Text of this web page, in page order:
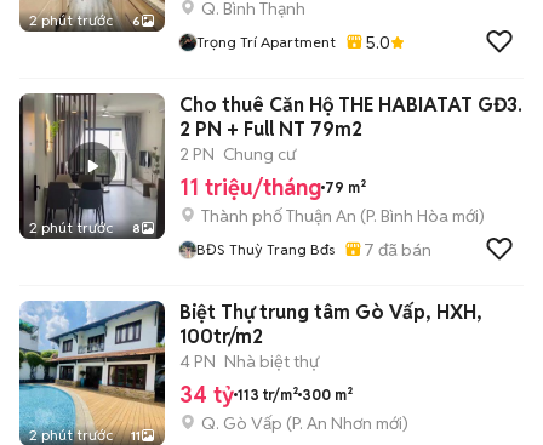
2 phút trước 6
Q. Bình Thạnh
Trọng Trí Apartment 5.0
2 phút trước 8
Cho thuê Căn Hộ THE HABIATAT GĐ3.
2 PN + Full NT 79m2
2 PN Chung cư
11 triệu/tháng 79 m²
Thành phố Thuận An (P. Bình Hòa mới)
BĐS Thuỳ Trang Bđs 7 đã bán
2 phút trước 11
Biệt Thự trung tâm Gò Vấp, HXH,
100tr/m2
4 PN Nhà biệt thự
34 tỷ 113 tr/m² 300 m²
Q. Gò Vấp (P. An Nhơn mới)